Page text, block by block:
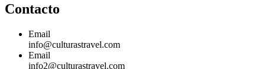
Contacto
Email
info@culturastravel.com
Email
info2@culturastravel.com